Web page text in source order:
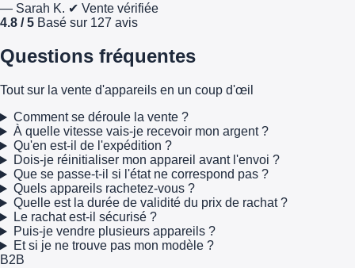
— Sarah K. ✔ Vente vérifiée
4.8 / 5 Basé sur 127 avis
Questions fréquentes
Tout sur la vente d'appareils en un coup d'œil
Comment se déroule la vente ?
À quelle vitesse vais-je recevoir mon argent ?
Qu'en est-il de l'expédition ?
Dois-je réinitialiser mon appareil avant l'envoi ?
Que se passe-t-il si l'état ne correspond pas ?
Quels appareils rachetez-vous ?
Quelle est la durée de validité du prix de rachat ?
Le rachat est-il sécurisé ?
Puis-je vendre plusieurs appareils ?
Et si je ne trouve pas mon modèle ?
B2B